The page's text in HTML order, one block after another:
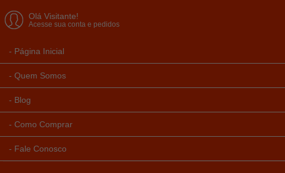
Olá Visitante!
Acesse sua conta e pedidos
Página Inicial
Quem Somos
Blog
Como Comprar
Fale Conosco